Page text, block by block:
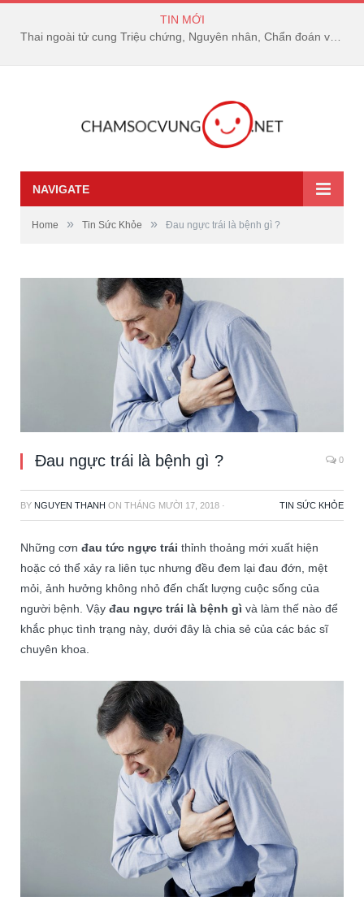
TIN MỚI
Thai ngoài tử cung Triệu chứng, Nguyên nhân, Chẩn đoán và Điều trị
NAVIGATE
Home » Tin Sức Khỏe » Đau ngực trái là bệnh gì ?
Đau ngực trái là bệnh gì ? 0
BY NGUYEN THANH ON THÁNG MƯỜI 17, 2018 · TIN SỨC KHỎE
Những cơn đau tức ngực trái thỉnh thoảng mới xuất hiện
hoặc có thể xảy ra liên tục nhưng đều đem lại đau đớn, mệt
mỏi, ảnh hưởng không nhỏ đến chất lượng cuộc sống của
người bệnh. Vậy đau ngực trái là bệnh gì và làm thế nào để
khắc phục tình trạng này, dưới đây là chia sẻ của các bác sĩ
chuyên khoa.